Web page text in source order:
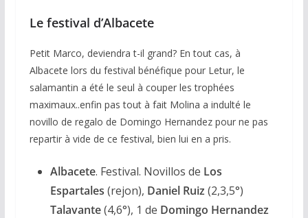
Le festival d’Albacete
Petit Marco, deviendra t-il grand? En tout cas, à
Albacete lors du festival bénéfique pour Letur, le
salamantin a été le seul à couper les trophées
maximaux..enfin pas tout à fait Molina a indulté le
novillo de regalo de Domingo Hernandez pour ne pas
repartir à vide de ce festival, bien lui en a pris.
Albacete. Festival. Novillos de Los
Espartales (rejon), Daniel Ruiz (2,3,5°)
Talavante(4,6°), 1 de Domingo Hernandez